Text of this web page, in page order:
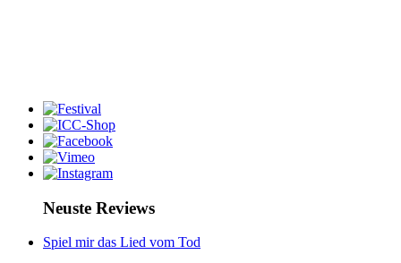
Neuste Reviews
Spiel mir das Lied vom Tod